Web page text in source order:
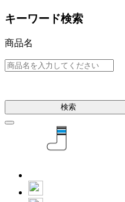
キーワード検索
商品名
検索